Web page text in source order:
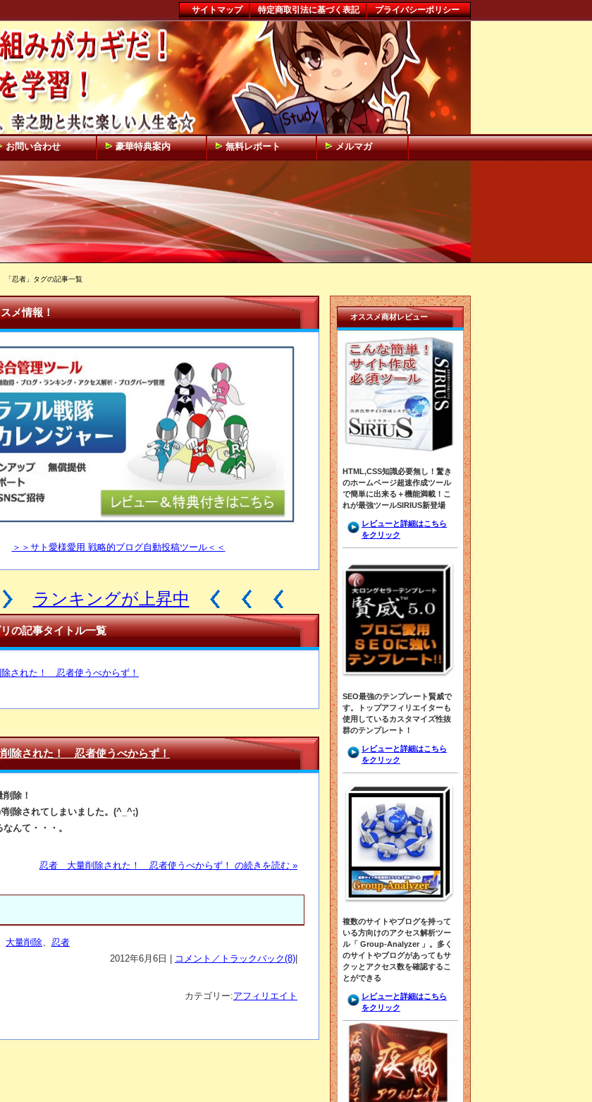
「忍者」タグの記事一覧
メ情報！
＞＞サト愛様愛用 戦略的ブログ自動投稿ツール＜＜
ランキングが上昇中
の記事タイトル一覧
された！ 忍者使うべからず！
除された！ 忍者使うべからず！
除！
削除されてしまいました。(^_^;)
んて・・・。
忍者 大量削除された！ 忍者使うべからず！ の続きを読む »
大量削除
忍者
2012年6月6日 | コメント／トラックバック(8)|
カテゴリー:アフィリエイト
オススメ商材レビュー
HTML,CSS知識必要無し！驚き
のホームページ超速作成ツール
で簡単に出来る＋機能満載！こ
れが最強ツールSIRIUS新登場
レビューと詳細はこちら
をクリック
SEO最強のテンプレート賢威で
す。トップアフィリエイターも
使用しているカスタマイズ性抜
群のテンプレート！
レビューと詳細はこちら
をクリック
複数のサイトやブログを持って
いる方向けのアクセス解析ツー
ル「 Group-Analyzer 」。多く
のサイトやブログがあってもサ
クッとアクセス数を確認するこ
とができる
レビューと詳細はこちら
をクリック
サイトマップ 特定商取引法に基づく表記 プライバシーポリシー
お問い合わせ 豪華特典案内 無料レポート メルマガ